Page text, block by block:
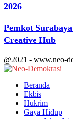
2026
Pemkot
Creative Hub
@2021 - www.neo-
Beranda
Ekbis
Hukrim
Gaya Hidup